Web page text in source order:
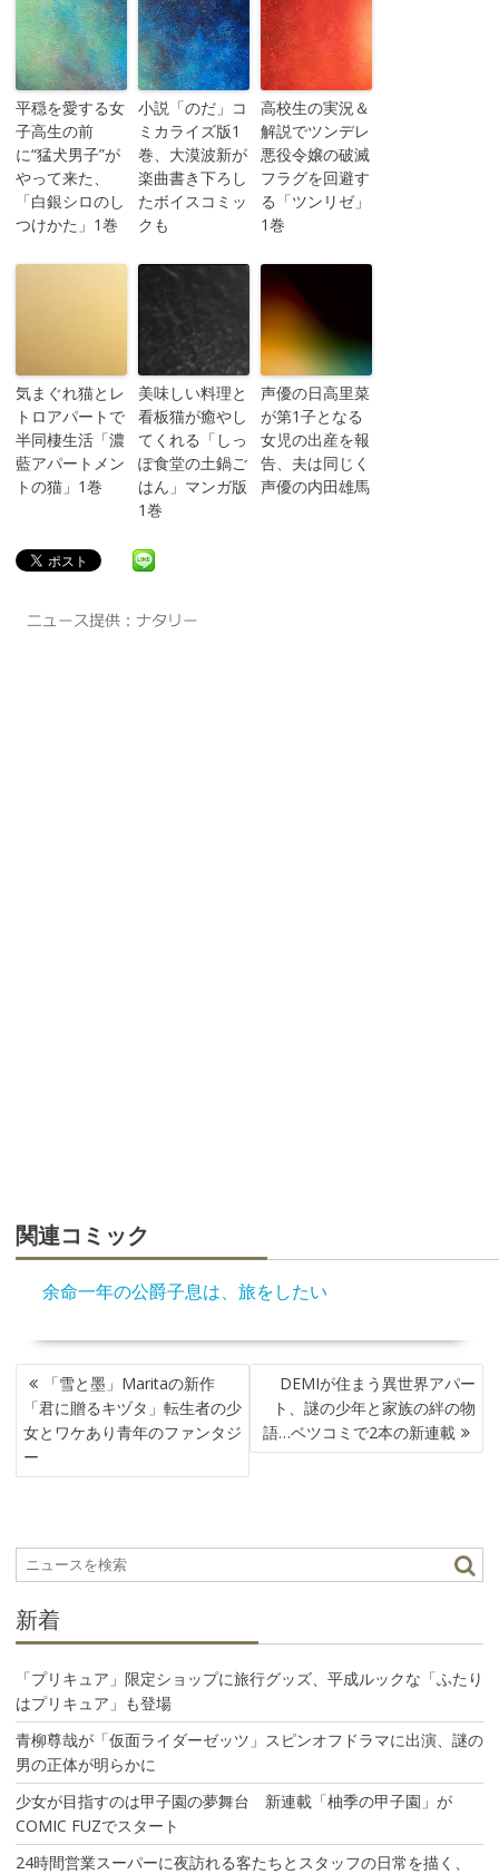
平穏を愛する女
子高生の前
に“猛犬男子”が
やって来た、
「白銀シロのし
つけかた」1巻
小説「のだ」コ
ミカライズ版1
巻、大漠波新が
楽曲書き下ろし
たボイスコミッ
クも
高校生の実況＆
解説でツンデレ
悪役令嬢の破滅
フラグを回避す
る「ツンリゼ」
1巻
気まぐれ猫とレ
トロアパートで
半同棲生活「濃
藍アパートメン
トの猫」1巻
美味しい料理と
看板猫が癒やし
てくれる「しっ
ぽ食堂の土鍋ご
はん」マンガ版
1巻
声優の日高里菜
が第1子となる
女児の出産を報
告、夫は同じく
声優の内田雄馬
関連コミック
余命一年の公爵子息は、旅をしたい
投
稿
ナ
ビ
ゲ
ョ
ン
「雪と墨」Maritaの新作
「君に贈るキヅタ」転生者の少
女とワケあり青年のファンタジ
ー
DEMIが住まう異世界アパー
ト、謎の少年と家族の絆の物
語…ベツコミで2本の新連載
新着
「プリキュア」限定ショップに旅行グッズ、平成ルックな「ふたり
はプリキュア」も登場
青柳尊哉が「仮面ライダーゼッツ」スピンオフドラマに出演、謎の
男の正体が明らかに
少女が目指すのは甲子園の夢舞台 新連載「柚季の甲子園」が
COMIC FUZでスタート
24時間営業スーパーに夜訪れる客たちとスタッフの日常を描く、